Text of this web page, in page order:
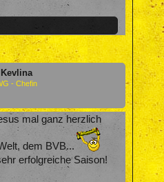
Kevlina
- Chefin
mal ganz herzlich
dem BVB...
erfolgreiche Saison!